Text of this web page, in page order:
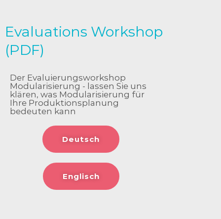
Evaluations Workshop
(PDF)
Der Evaluierungsworkshop
Modularisierung - lassen Sie uns
klären, was Modularisierung für
Ihre Produktionsplanung
bedeuten kann
Deutsch
Englisch